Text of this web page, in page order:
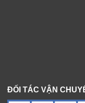
ĐỐI TÁC VẬN